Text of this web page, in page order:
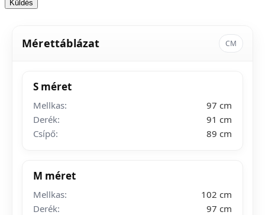
Mérettáblázat CM
S méret
Mellkas:
97 cm
Derék:
91 cm
Csípő:
89 cm
M méret
Mellkas:
102 cm
Derék:
97 cm